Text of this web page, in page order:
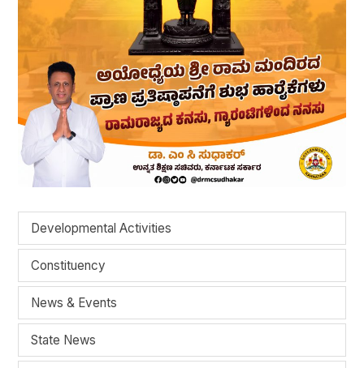
Developmental Activities
Constituency
News & Events
State News